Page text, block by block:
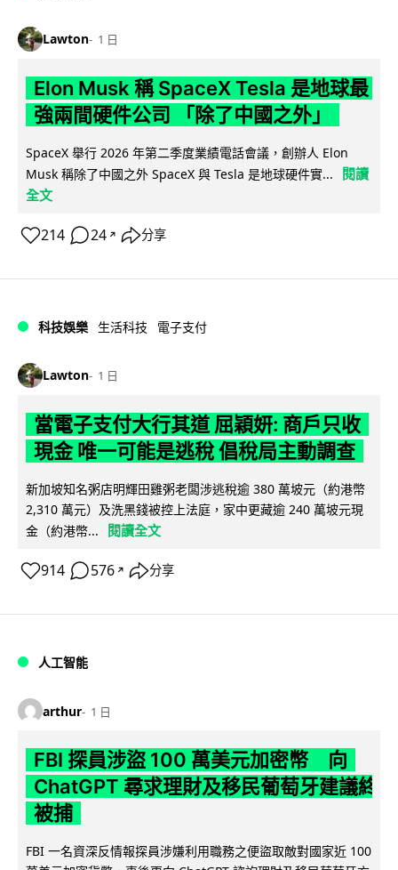
Lawton 1 日
Elon Musk 稱 SpaceX Tesla 是地球最
強兩間硬件公司 「除了中國之外」
SpaceX 舉行 2026 年第二季度業績電話會議，創辦人 Elon
Musk 稱除了中國之外 SpaceX 與 Tesla 是地球硬件實...
閱讀
全文
214 24 ↗ 分享
科技娛樂 生活科技 電子支付
Lawton 1 日
當電子支付大行其道 屈穎妍: 商戶只收
現金 唯一可能是逃稅 倡稅局主動調查
新加坡知名粥店明輝田雞粥老闆涉逃稅逾 380 萬坡元（約港幣
2,310 萬元）及洗黑錢被控上法庭，家中更藏逾 240 萬坡元現
金（約港幣...
閱讀全文
914 576 ↗ 分享
人工智能
arthur 1 日
FBI 探員涉盜 100 萬美元加密幣 向
ChatGPT 尋求理財及移民葡萄牙建議終
被捕
FBI 一名資深反情報探員涉嫌利用職務之便盜取敵對國家近 100